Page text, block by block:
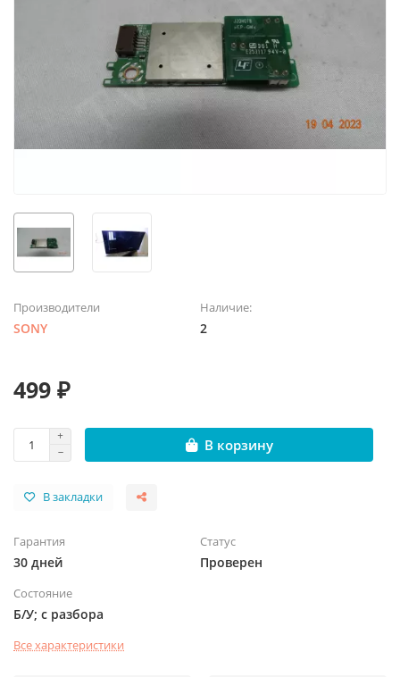
Производители
SONY
Наличие:
2
499 ₽
В корзину
В закладки
Гарантия
30 дней
Статус
Проверен
Состояние
Б/У; с разбора
Все характеристики